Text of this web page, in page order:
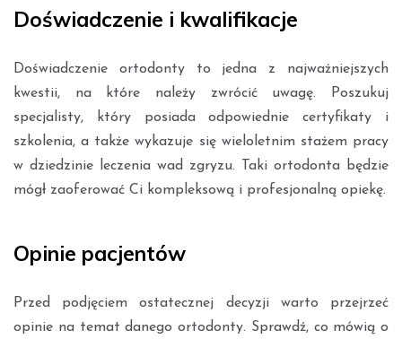
Doświadczenie i kwalifikacje
Doświadczenie ortodonty to jedna z najważniejszych
kwestii, na które należy zwrócić uwagę. Poszukuj
specjalisty, który posiada odpowiednie certyfikaty i
szkolenia, a także wykazuje się wieloletnim stażem pracy
w dziedzinie leczenia wad zgryzu. Taki ortodonta będzie
mógł zaoferować Ci kompleksową i profesjonalną opiekę.
Opinie pacjentów
Przed podjęciem ostatecznej decyzji warto przejrzeć
opinie na temat danego ortodonty. Sprawdź, co mówią o